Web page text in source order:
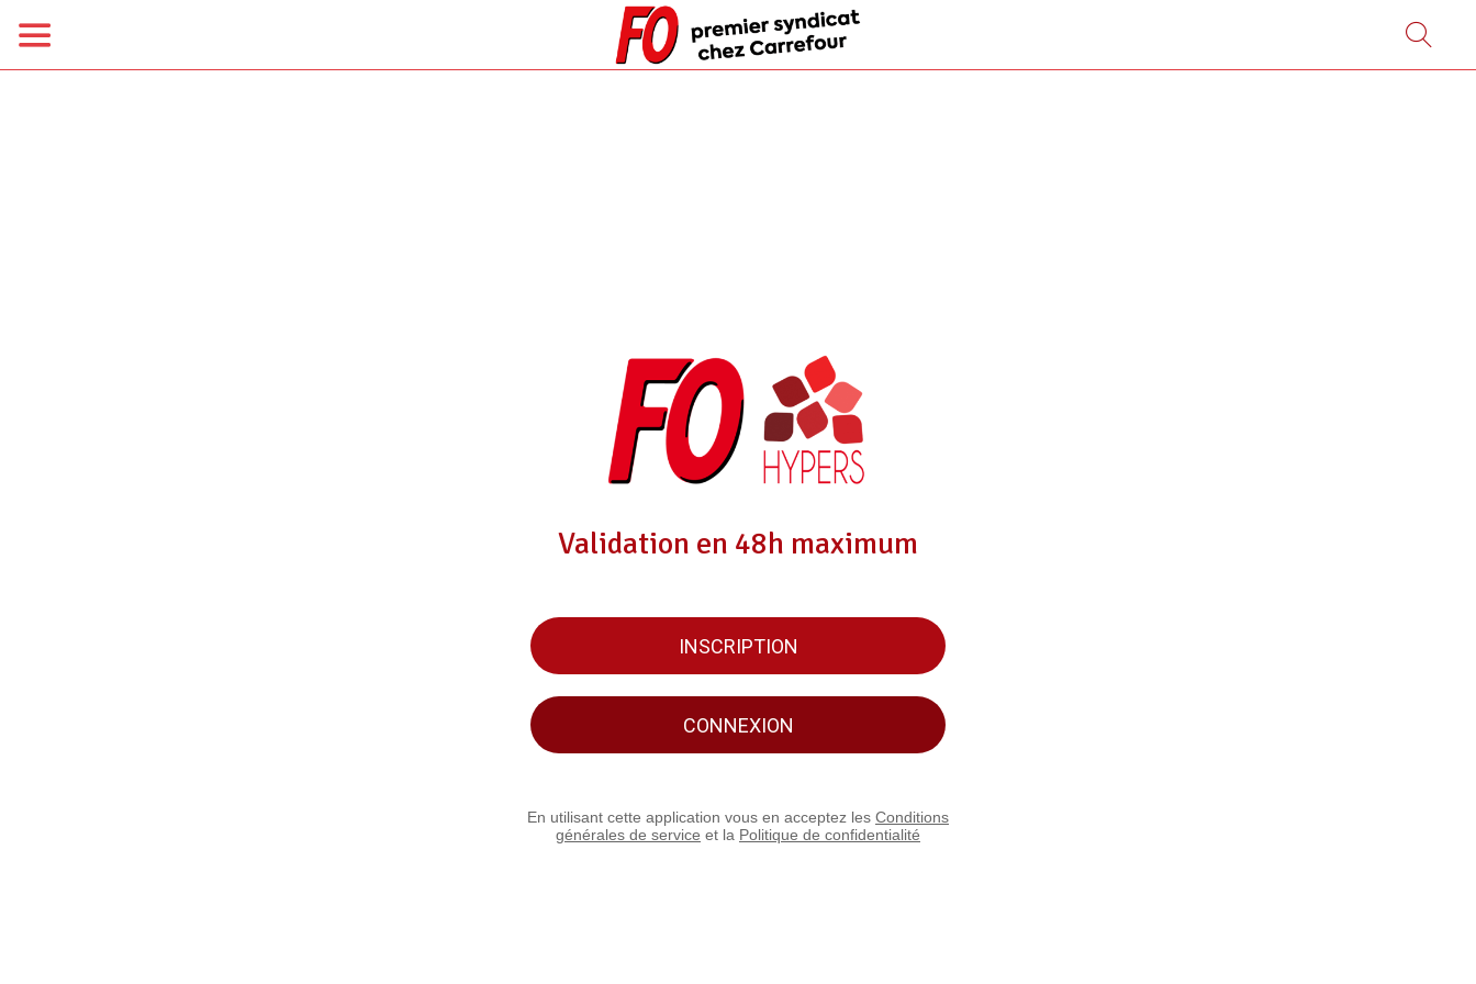
Validation en 48h maximum
INSCRIPTION
CONNEXION
En utilisant cette application vous en acceptez les Conditions
générales de service et la Politique de confidentialité